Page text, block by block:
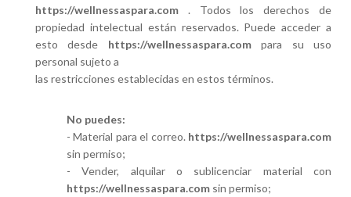
https://wellnessaspara.com . Todos los derechos de
propiedad intelectual están reservados. Puede acceder a
esto desde https://wellnessaspara.compara su uso
personal sujeto a
las restricciones establecidas en estos términos.
No puedes:
- Material para el correo. https://wellnessaspara.com
sin permiso;
- Vender, alquilar o sublicenciar material con
https://wellnessaspara.com sin permiso;